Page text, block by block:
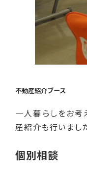
不動産紹介ブース
一人暮らしをお考
産紹介も行いまし
個別相談